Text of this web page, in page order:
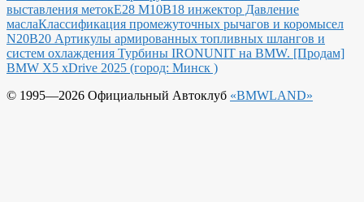
выставления метокЕ28 М10В18 инжектор Давление
маслаКлассификация промежуточных рычагов и коромысел
N20B20 Артикулы армированных топливных шлангов и
систем охлаждения Турбины IRONUNIT на BMW. [Продам]
BMW X5 xDrive 2025 (город: Минск )
© 1995—2026 Официальный Автоклуб «BMWLAND»